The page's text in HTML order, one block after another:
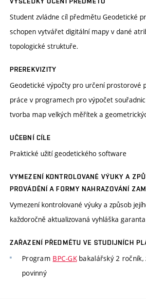
Student zvládne cíl předmětu Geodetické
schopen vytvářet digitální mapy v dané
topologické struktuře.
PREREKVIZITY
Geodetické výpočty pro určení prostorové
práce v programech pro výpočet
tvorba map velkých měřítek a
UČEBNÍ CÍLE
Praktické užití geodetického software
VYMEZENÍ KONTROLOVANÉ VÝUKY A
PROVÁDĚNÍ A FORMY NAHRAZOVÁNÍ
Vymezení kontrolované výuky a způsob
každoročně aktualizovaná vyhláška
ZAŘAZENÍ PŘEDMĚTU VE STUDIJNÍCH
Program BPC-GKbakalářský 2 ročník,
povinný